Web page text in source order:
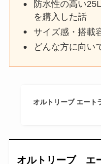
防水性の高い
を購入した話
サイズ感・搭載
どんな方に向い
オルトリーブ エート
オルトリーブ エ